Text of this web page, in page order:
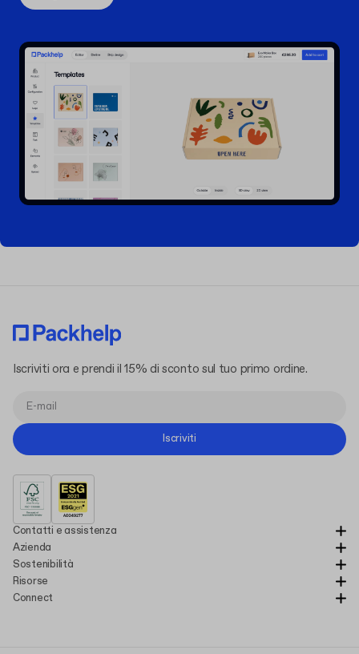
Contatti e assistenza
Azienda
Sostenibilità
Risorse
Connect
Iscriviti ora e prendi il 15% di sconto sul tuo primo ordine.
Iscriviti